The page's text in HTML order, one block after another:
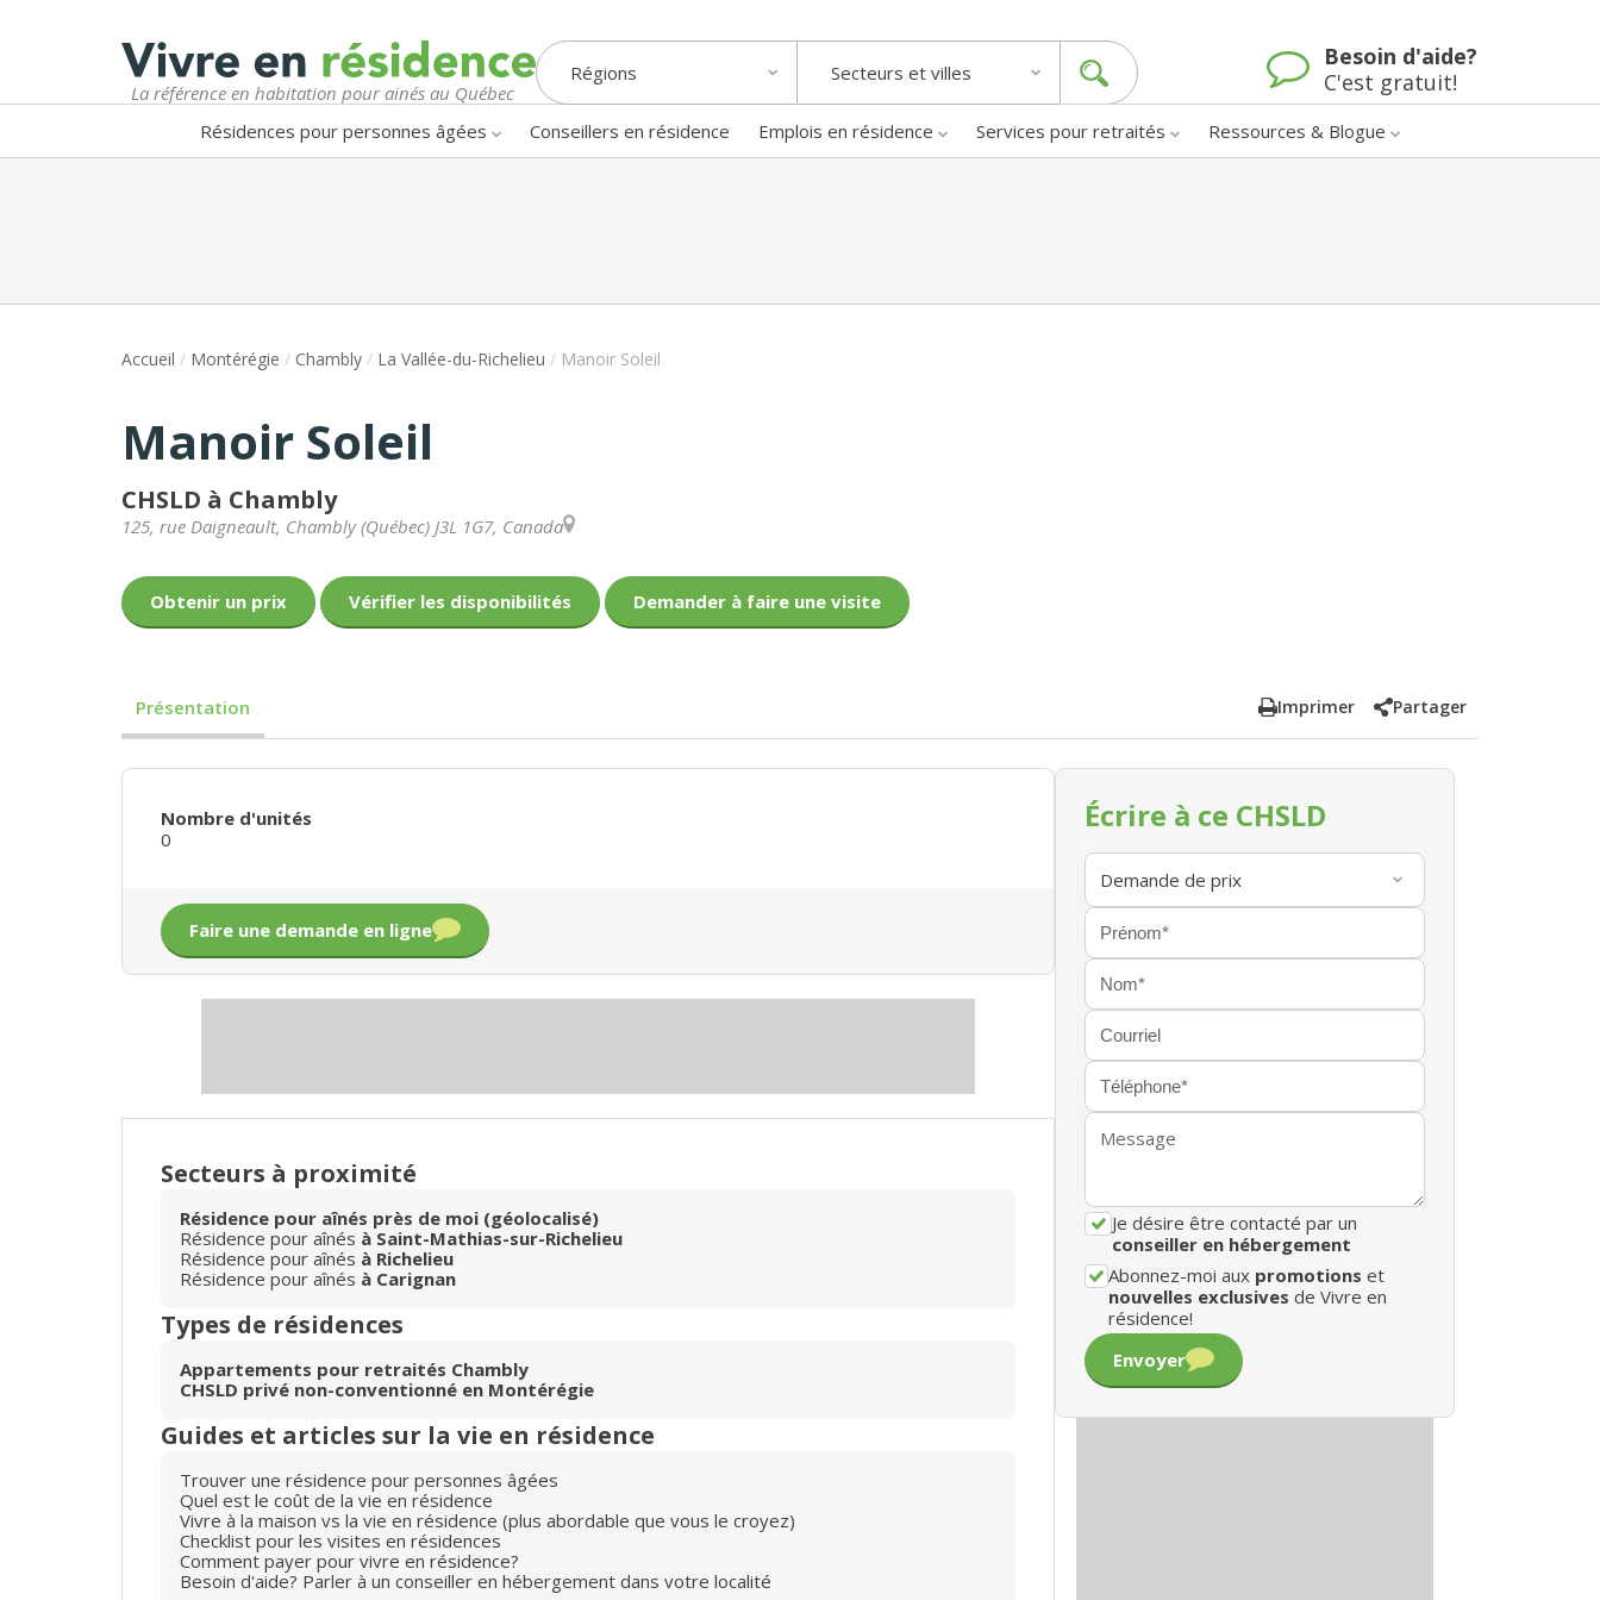
La référence en habitation pour ainés au Québec
Régions Secteurs et villes
Besoin d'aide?
C'est gratuit!
Résidences pour personnes âgées Conseillers en résidence Emplois en résidence Services pour retraités Ressources & Blogue
Accueil / Montérégie / Chambly / La Vallée-du-Richelieu / Manoir Soleil
Manoir Soleil
CHSLD à Chambly
125, rue Daigneault, Chambly(Québec) J3L 1G7, Canada
Obtenir un prix Vérifier les disponibilités Demander à faire une visite
Présentation Imprimer Partager
Nombre d'unités
0
Faire une demande en ligne
Secteurs à proximité
Résidence pour aînés près de moi (géolocalisé)
Résidence pour aînés à Saint-Mathias-sur-Richelieu
Résidence pour aînés à Richelieu
Résidence pour aînés à Carignan
Types de résidences
Appartements pour retraités Chambly
CHSLD privé non-conventionné en Montérégie
Guides et articles sur la vie en résidence
Trouver une résidence pour personnes âgées
Quel est le coût de la vie en résidence
Vivre à la maison vs la vie en résidence (plus abordable que vous le croyez)
Checklist pour les visites en résidences
Comment payer pour vivre en résidence?
Besoin d'aide? Parler à un conseiller en hébergement dans votre localité
Écrire à ce CHSLD
Je désire être contacté par un
conseiller en hébergement
Abonnez-moi aux promotions et
nouvelles exclusives de Vivre en
résidence!
Envoyer